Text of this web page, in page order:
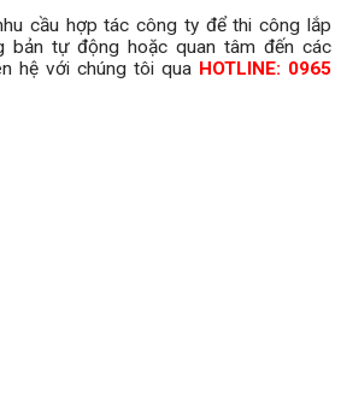
cầu hợp tác công ty để thi công lắp
bản tự động hoặc quan tâm đến các
hệ với chúng tôi qua HOTLINE: 0965